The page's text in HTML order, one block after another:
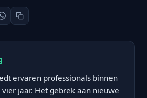
ervaren professionals binnen
jaar. Het gebrek aan nieuwe